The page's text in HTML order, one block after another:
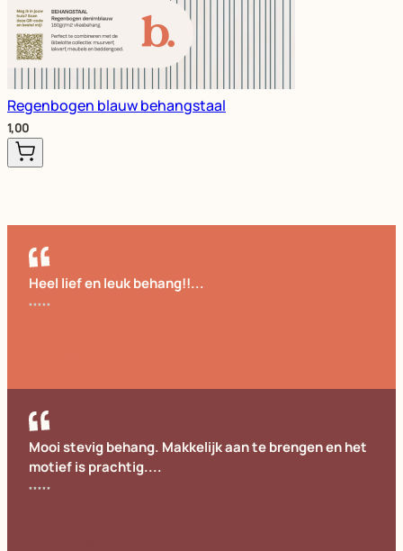
Regenbogen blauw behangstaal
1,00
Heel lief en leuk behang!!...
Mooi stevig behang. Makkelijk aan te brengen en het
motief is prachtig....